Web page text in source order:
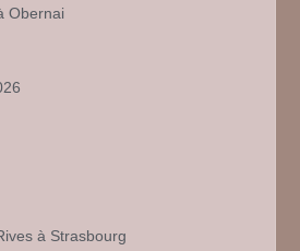
Obernai
à Strasbourg